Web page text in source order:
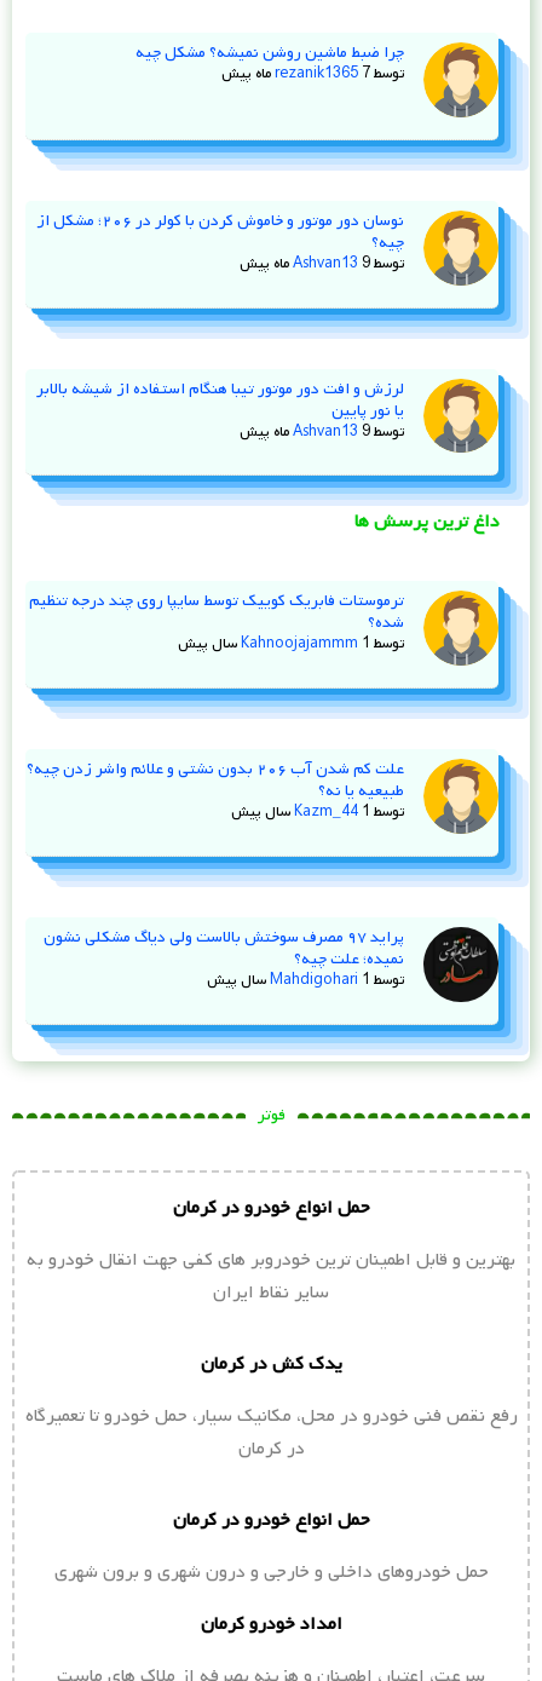
چرا ضبط ماشین روشن نمیشه؟ مشکل چیه
توسط rezanik1365 7 ماه پیش
نوسان دور موتور و خاموش کردن با کولر در ۲۰۶؛ مشکل از
چیه؟
توسط Ashvan13 9 ماه پیش
لرزش و افت دور موتور تیبا هنگام استفاده از شیشه‌ بالابر
یا نور پایین
توسط Ashvan13 9 ماه پیش
داغ ترین پرسش ها
ترموستات فابریک کوییک توسط سایپا روی چند درجه تنظیم
شده؟
توسط Kahnoojajammm 1 سال پیش
علت کم شدن آب ۲۰۶ بدون نشتی و علائم واشر زدن چیه؟
طبیعیه یا نه؟
توسط Kazm_44 1 سال پیش
پراید ۹۷ مصرف سوختش بالاست ولی دیاگ مشکلی نشون
نمیده؛ علت چیه؟
توسط Mahdigohari 1 سال پیش
فوتر
حمل انواع خودرو در کرمان
بهترین و قابل اطمینان ترین خودروبر های کفی جهت انقال خودرو به
سایر نقاط ایران
یدک کش در کرمان
رفع نقص فنی خودرو در محل، مکانیک سیار، حمل خودرو تا تعمیرگاه
در کرمان
حمل انواع خودرو در کرمان
حمل خودروهای داخلی و خارجی و درون شهری و برون شهری
امداد خودرو کرمان